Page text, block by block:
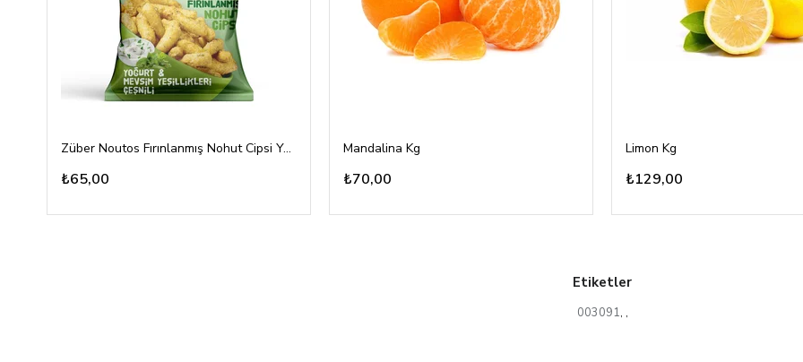
Züber Noutos Fırınlanmış Nohut Cipsi Yoğurt Mevsim Yeşillikleri 55gr
₺65,00
Mandalina Kg
₺70,00
Limon Kg
₺129,00
Etiketler
003091, ,